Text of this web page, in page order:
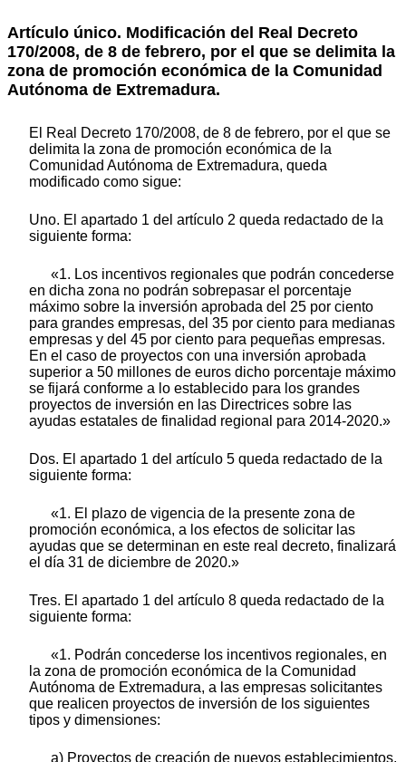
Artículo único. Modificación del Real Decreto
170/2008, de 8 de febrero, por el que se delimita la
zona de promoción económica de la Comunidad
Autónoma de Extremadura.
El Real Decreto 170/2008, de 8 de febrero, por el que se
delimita la zona de promoción económica de la
Comunidad Autónoma de Extremadura, queda
modificado como sigue:
Uno. El apartado 1 del artículo 2 queda redactado de la
siguiente forma:
«1. Los incentivos regionales que podrán concederse
en dicha zona no podrán sobrepasar el porcentaje
máximo sobre la inversión aprobada del 25 por ciento
para grandes empresas, del 35 por ciento para medianas
empresas y del 45 por ciento para pequeñas empresas.
En el caso de proyectos con una inversión aprobada
superior a 50 millones de euros dicho porcentaje máximo
se fijará conforme a lo establecido para los grandes
proyectos de inversión en las Directrices sobre las
ayudas estatales de finalidad regional para 2014-2020.»
Dos. El apartado 1 del artículo 5 queda redactado de la
siguiente forma:
«1. El plazo de vigencia de la presente zona de
promoción económica, a los efectos de solicitar las
ayudas que se determinan en este real decreto, finalizará
el día 31 de diciembre de 2020.»
Tres. El apartado 1 del artículo 8 queda redactado de la
siguiente forma:
«1. Podrán concederse los incentivos regionales, en
la zona de promoción económica de la Comunidad
Autónoma de Extremadura, a las empresas solicitantes
que realicen proyectos de inversión de los siguientes
tipos y dimensiones:
a) Proyectos de creación de nuevos establecimientos,